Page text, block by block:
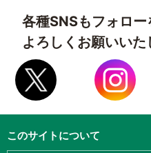
各種SNSもフォロー
よろしくお願いいた
このサイトについて